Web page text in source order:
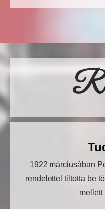
1922 márciusában
rendelettel tiltotta be
mellett